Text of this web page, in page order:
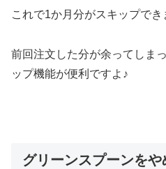
これで1か月分がスキップでき
前回注文した分が余ってしま
ップ機能が便利ですよ♪
グリーンスプーンを